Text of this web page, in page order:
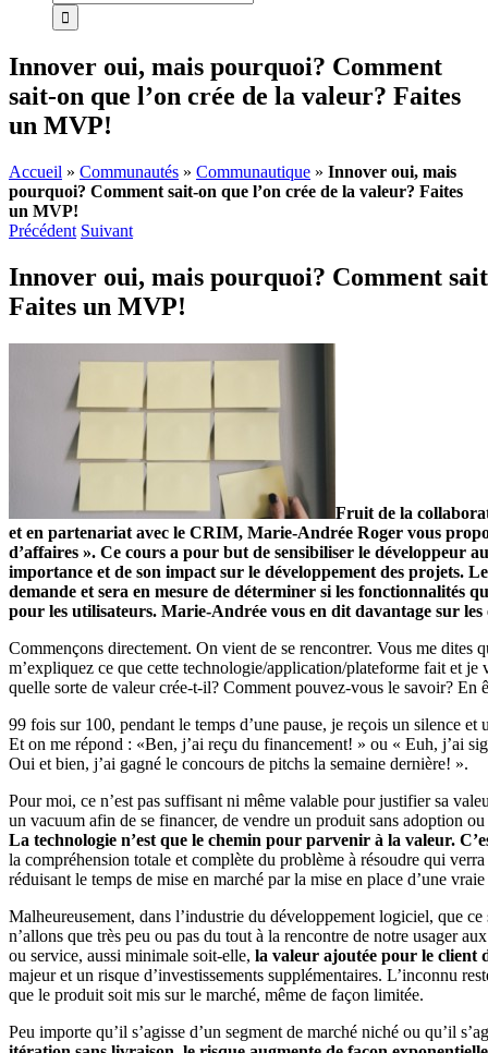
Innover oui, mais pourquoi? Comment
sait-on que l’on crée de la valeur? Faites
un MVP!
Accueil » Communautés » Communautique » Innover oui, mais
pourquoi? Comment sait-on que l’on crée de la valeur? Faites
un MVP!
Précédent Suivant
Innover oui, mais pourquoi? Comment
Faites un MVP!
Fruit de la
et en partenariat avec le CRIM, Marie-Andrée Roger vous
d’affaires ». Ce cours a pour but de sensibiliser le développeur
importance et de son impact sur le développement des projets.
demande et sera en mesure de déterminer si les fonctionnalités
pour les utilisateurs. Marie-Andrée vous en dit davantage sur
Commençons directement. On vient de se rencontrer. Vous me dites
m’expliquez ce que cette technologie/application/plateforme fait et
quelle sorte de valeur crée-t-il? Comment pouvez-vous le savoir? En
99 fois sur 100, pendant le temps d’une pause, je reçois un silence et
Et on me répond : «Ben, j’ai reçu du financement! » ou « Euh, j’ai
Oui et bien, j’ai gagné le concours de pitchs la semaine dernière! ».
Pour moi, ce n’est pas suffisant ni même valable pour justifier sa
un vacuum afin de se financer, de vendre un produit sans adoption
La technologie n’est que le chemin pour parvenir à la valeur.
la compréhension totale et complète du problème à résoudre qui
réduisant le temps de mise en marché par la mise en place d’une
Malheureusement, dans l’industrie du développement logiciel, que
n’allons que très peu ou pas du tout à la rencontre de notre usager
ou service, aussi minimale soit-elle, la valeur ajoutée pour le client
majeur et un risque d’investissements supplémentaires. L’inconnu
que le produit soit mis sur le marché, même de façon limitée.
Peu importe qu’il s’agisse d’un segment de marché niché ou qu’il